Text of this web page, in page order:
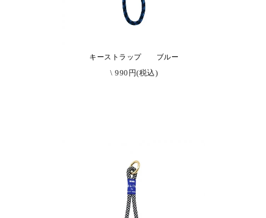
キーストラップ ブルー
\ 990円(税込)